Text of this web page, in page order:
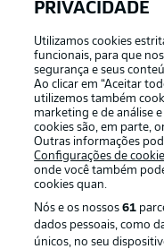
Oferecido por
PRIVACIDADE
Utilizamos cookies
funcionais, para que
segurança e seus
Ao clicar em “Aceitar
utilizemos também
marketing e de análise
cookies são, em parte,
Outras informações
Configurações de
onde você também
cookies quan.
Nós e os nossos61
dados pessoais, como
únicos, no seu